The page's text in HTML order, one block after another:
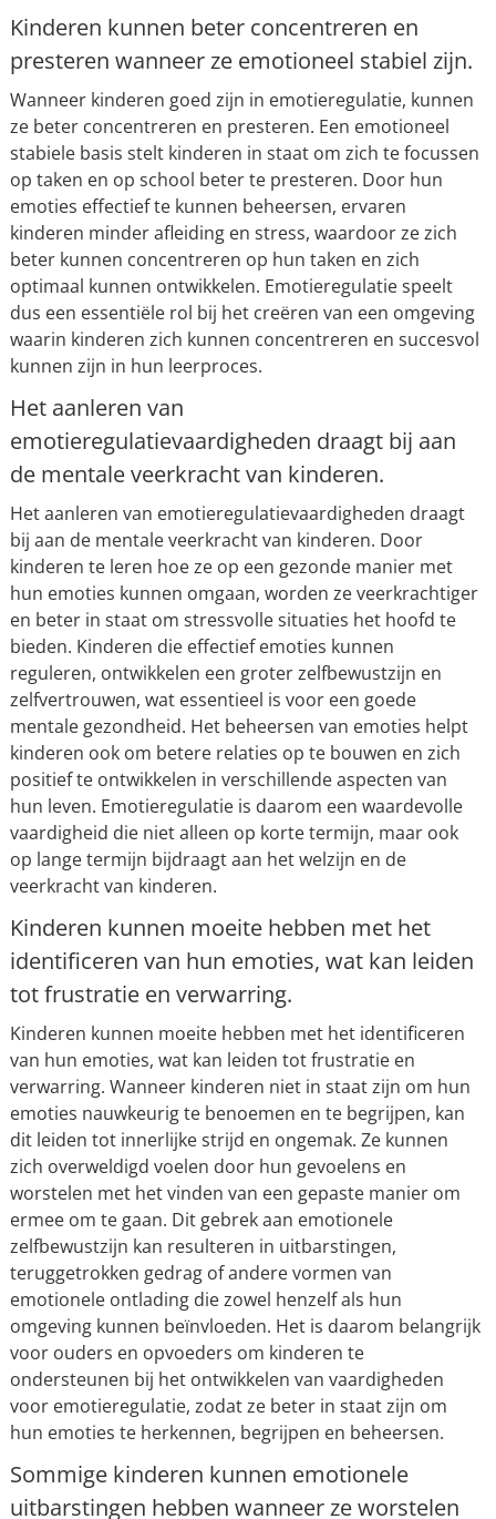
Kinderen kunnen beter concentreren en
presteren wanneer ze emotioneel stabiel zijn.
Wanneer kinderen goed zijn in emotieregulatie, kunnen
ze beter concentreren en presteren. Een emotioneel
stabiele basis stelt kinderen in staat om zich te focussen
op taken en op school beter te presteren. Door hun
emoties effectief te kunnen beheersen, ervaren
kinderen minder afleiding en stress, waardoor ze zich
beter kunnen concentreren op hun taken en zich
optimaal kunnen ontwikkelen. Emotieregulatie speelt
dus een essentiële rol bij het creëren van een omgeving
waarin kinderen zich kunnen concentreren en succesvol
kunnen zijn in hun leerproces.
Het aanleren van
emotieregulatievaardigheden draagt bij aan
de mentale veerkracht van kinderen.
Het aanleren van emotieregulatievaardigheden draagt
bij aan de mentale veerkracht van kinderen. Door
kinderen te leren hoe ze op een gezonde manier met
hun emoties kunnen omgaan, worden ze veerkrachtiger
en beter in staat om stressvolle situaties het hoofd te
bieden. Kinderen die effectief emoties kunnen
reguleren, ontwikkelen een groter zelfbewustzijn en
zelfvertrouwen, wat essentieel is voor een goede
mentale gezondheid. Het beheersen van emoties helpt
kinderen ook om betere relaties op te bouwen en zich
positief te ontwikkelen in verschillende aspecten van
hun leven. Emotieregulatie is daarom een waardevolle
vaardigheid die niet alleen op korte termijn, maar ook
op lange termijn bijdraagt aan het welzijn en de
veerkracht van kinderen.
Kinderen kunnen moeite hebben met het
identificeren van hun emoties, wat kan leiden
tot frustratie en verwarring.
Kinderen kunnen moeite hebben met het identificeren
van hun emoties, wat kan leiden tot frustratie en
verwarring. Wanneer kinderen niet in staat zijn om hun
emoties nauwkeurig te benoemen en te begrijpen, kan
dit leiden tot innerlijke strijd en ongemak. Ze kunnen
zich overweldigd voelen door hun gevoelens en
worstelen met het vinden van een gepaste manier om
ermee om te gaan. Dit gebrek aan emotionele
zelfbewustzijn kan resulteren in uitbarstingen,
teruggetrokken gedrag of andere vormen van
emotionele ontlading die zowel henzelf als hun
omgeving kunnen beïnvloeden. Het is daarom belangrijk
voor ouders en opvoeders om kinderen te
ondersteunen bij het ontwikkelen van vaardigheden
voor emotieregulatie, zodat ze beter in staat zijn om
hun emoties te herkennen, begrijpen en beheersen.
Sommige kinderen kunnen emotionele
uitbarstingen hebben wanneer ze worstelen